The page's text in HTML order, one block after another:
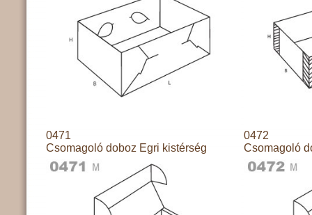
0471
Csomagoló doboz Egri kistérség
0472
Csomagoló